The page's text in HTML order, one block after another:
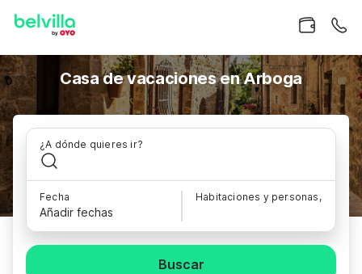
Casa de vacaciones en Arboga
¿A dónde quieres ir?
Fecha
Añadir fechas
Habitaciones y personas,
Buscar